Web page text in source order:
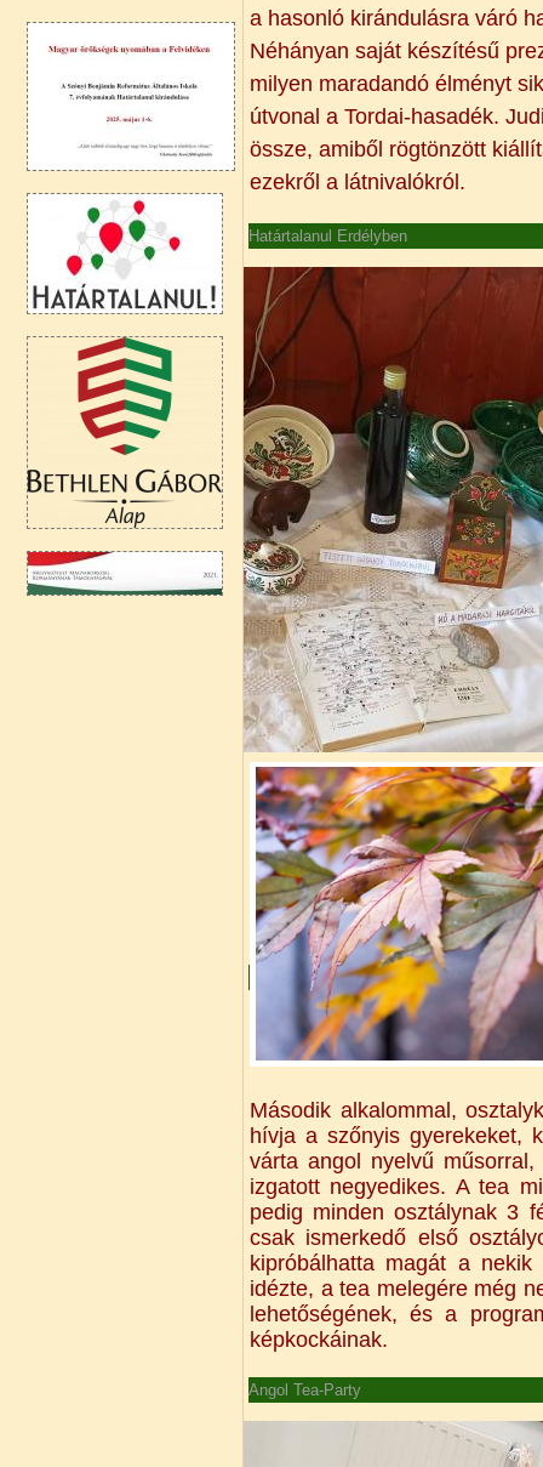
a hasonló kirándulásra váró
Néhányan saját készítésű
milyen maradandó élményt
útvonal a Tordai-hasadék.
össze, amiből rögtönzött
ezekről a látnivalókról.
Határtalanul Erdélyben
Második alkalommal,
hívja a szőnyis gyerekeket,
várta angol nyelvű
izgatott negyedikes. A tea
pedig minden osztálynak 3
csak ismerkedő első
kipróbálhatta magát a
idézte, a tea melegére még
lehetőségének, és a
képkockáinak.
Angol Tea-Party